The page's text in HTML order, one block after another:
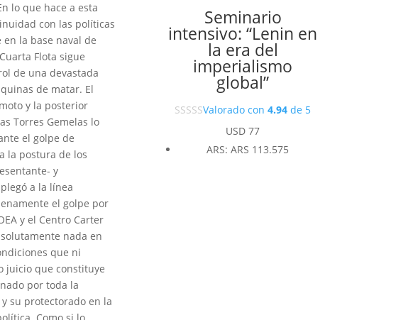
lo que hace a esta
con las políticas
la base naval de
Flota sigue
de una devastada
de matar. El
y la posterior
Torres Gemelas lo
el golpe de
la postura de los
y
a la línea
el golpe por
y el Centro Carter
nada en
que ni
juicio que constituye
por toda la
su protectorado en la
Seminario
intensivo: “Lenin en
la era del
imperialismo
global”
Valorado con4.94 de 5
USD 77
ARS:ARS 113.575